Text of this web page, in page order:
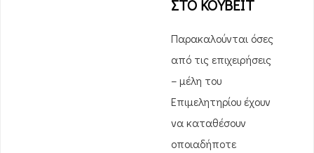
ΣΤΟ ΚΟΥΒΕΪΤ
Παρακαλούνται όσες
από τις επιχειρήσεις
– μέλη του
Επιμελητηρίου έχουν
να καταθέσουν
οποιαδήποτε